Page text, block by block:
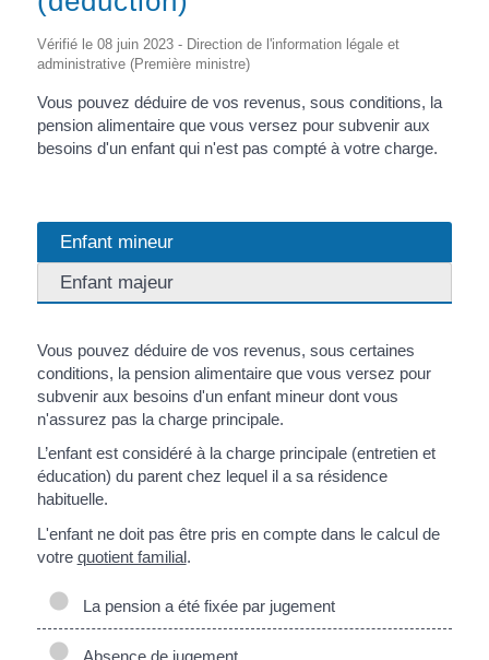
Vérifié le 08 juin 2023 - Direction de l'information légale et
administrative (Première ministre)
Vous pouvez déduire de vos revenus, sous conditions, la
pension alimentaire que vous versez pour subvenir aux
besoins d'un enfant qui n'est pas compté à votre charge.
Enfant mineur
Enfant majeur
Vous pouvez déduire de vos revenus, sous certaines
conditions, la pension alimentaire que vous versez pour
subvenir aux besoins d'un enfant mineur dont vous
n'assurez pas la charge principale.
L’enfant est considéré à la charge principale (entretien et
éducation) du parent chez lequel il a sa résidence
habituelle.
L'enfant ne doit pas être pris en compte dans le calcul de
votre quotient familial.
La pension a été fixée par jugement